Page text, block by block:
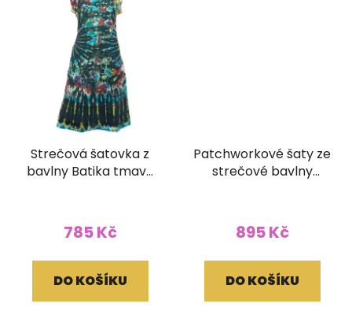
Strečová šatovka z
bavlny Batika tmavě
785 Kč
DO KOŠÍKU
Patchworkové šaty ze
strečové bavlny
895 Kč
DO KOŠÍKU